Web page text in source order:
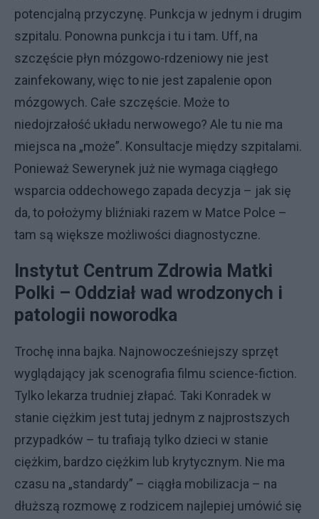
potencjalną przyczynę. Punkcja w jednym i drugim
szpitalu. Ponowna punkcja i tu i tam. Uff, na
szczęście płyn mózgowo-rdzeniowy nie jest
zainfekowany, więc to nie jest zapalenie opon
mózgowych. Całe szczęście. Może to
niedojrzałość układu nerwowego? Ale tu nie ma
miejsca na „może”. Konsultacje między szpitalami.
Ponieważ Sewerynek już nie wymaga ciągłego
wsparcia oddechowego zapada decyzja – jak się
da, to położymy bliźniaki razem w Matce Polce –
tam są większe możliwości diagnostyczne.
Instytut Centrum Zdrowia Matki
Polki – Oddział wad wrodzonych i
patologii noworodka
Trochę inna bajka. Najnowocześniejszy sprzęt
wyglądający jak scenografia filmu science-fiction.
Tylko lekarza trudniej złapać. Taki Konradek w
stanie ciężkim jest tutaj jednym z najprostszych
przypadków – tu trafiają tylko dzieci w stanie
ciężkim, bardzo ciężkim lub krytycznym. Nie ma
czasu na „standardy” – ciągła mobilizacja – na
dłuższą rozmowę z rodzicem najlepiej umówić się